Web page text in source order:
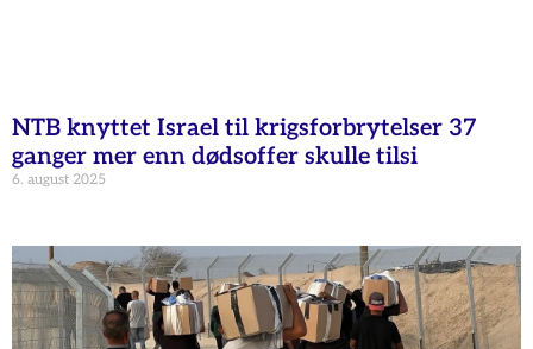
NTB knyttet Israel til krigsforbrytelser 37
ganger mer enn dødsoffer skulle tilsi
6. august 2025